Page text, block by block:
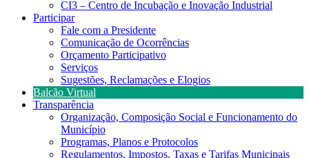
CI3 – Centro de Incubação e Inovação Industrial
Participar
Fale com a Presidente
Comunicação de Ocorrências
Orçamento Participativo
Serviços
Sugestões, Reclamações e Elogios
Balcão Virtual
Transparência
Organização, Composição Social e Funcionamento do
Município
Programas, Planos e Protocolos
Regulamentos, Impostos, Taxas e Tarifas Municipais